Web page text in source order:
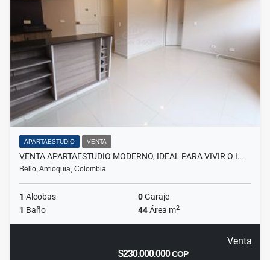
APARTAESTUDIO VENTA
VENTA APARTAESTUDIO MODERNO, IDEAL PARA VIVIR O I…
Bello, Antioquia, Colombia
1 Alcobas 0Garaje
1 Baño 44Área m2
Venta
$230.000.000COP